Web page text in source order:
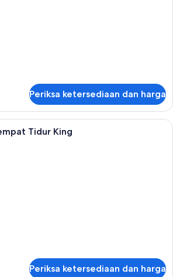
Periksa ketersediaan dan harga
Kamar Eksekutif, 1 Tempat Tidur
Tidur King
Periksa ketersediaan dan harga